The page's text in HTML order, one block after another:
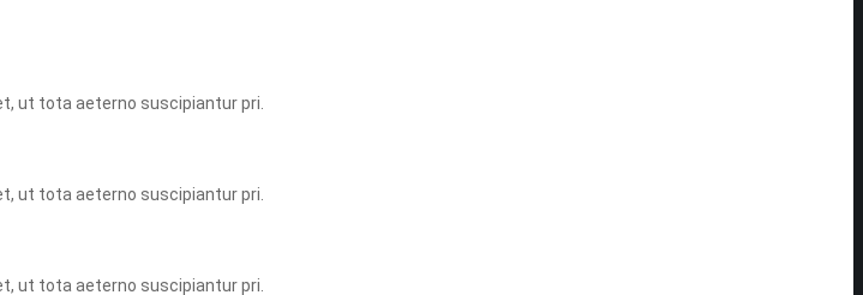
ut tota aeterno suscipiantur pri.
ut tota aeterno suscipiantur pri.
ut tota aeterno suscipiantur pri.